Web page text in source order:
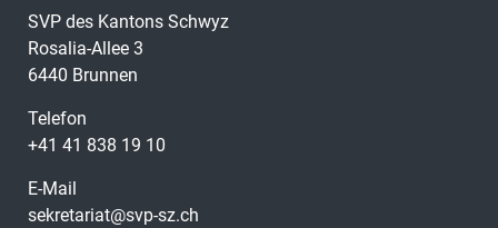
SVP des Kantons Schwyz
Rosalia-Allee 3
6440 Brunnen
Telefon
+41 41 838 19 10
E-Mail
sekretariat@svp-sz.ch